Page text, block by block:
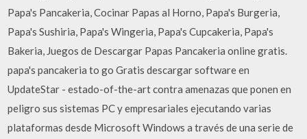
Papa's Pancakeria, Cocinar Papas al Horno, Papa's Burgeria,
Papa's Sushiria, Papa's Wingeria, Papa's Cupcakeria, Papa's
Bakeria, Juegos de Descargar Papas Pancakeria online gratis.
papa's pancakeria to go Gratis descargar software en
UpdateStar - estado-of-the-art contra amenazas que ponen en
peligro sus sistemas PC y empresariales ejecutando varias
plataformas desde Microsoft Windows a través de una serie de